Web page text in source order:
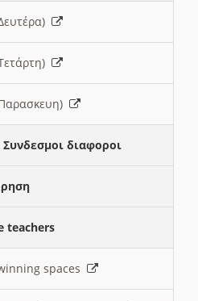
διαφοροι
teachers
spaces